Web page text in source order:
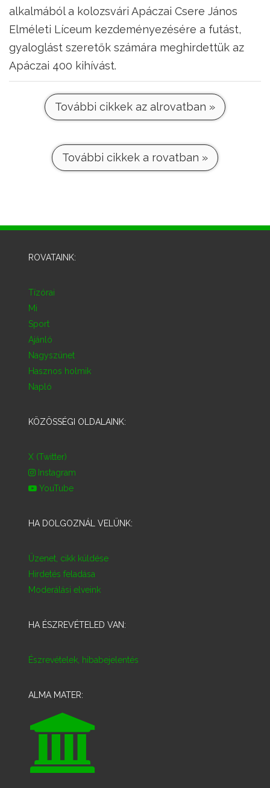
alkalmából a kolozsvári Apáczai Csere János
Elméleti Líceum kezdeményezésére a futást,
gyaloglást szeretők számára meghirdettük az
Apáczai 400 kihívást.
További cikkek az alrovatban »
További cikkek a rovatban »
ROVATAINK:
Tízórai
Mi
Sport
Ajánló
Nagyszünet
Hasznos holmik
Napló
KÖZÖSSÉGI OLDALAINK:
X (Twitter)
Instagram
YouTube
HA DOLGOZNÁL VELÜNK:
Üzenet, cikk küldése
Hirdetés feladása
Moderálási elveink
HA ÉSZREVÉTELED VAN:
Észrevételek, hibabejelentés
ALMA MATER: